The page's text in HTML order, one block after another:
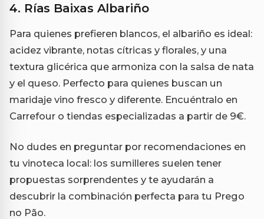
4. Rías Baixas Albariño
Para quienes prefieren blancos, el albariño es ideal:
acidez vibrante, notas cítricas y florales, y una
textura glicérica que armoniza con la salsa de nata
y el queso. Perfecto para quienes buscan un
maridaje vino fresco y diferente. Encuéntralo en
Carrefour o tiendas especializadas a partir de 9€.
No dudes en preguntar por recomendaciones en
tu vinoteca local: los sumilleres suelen tener
propuestas sorprendentes y te ayudarán a
descubrir la combinación perfecta para tu Prego
no Pão.